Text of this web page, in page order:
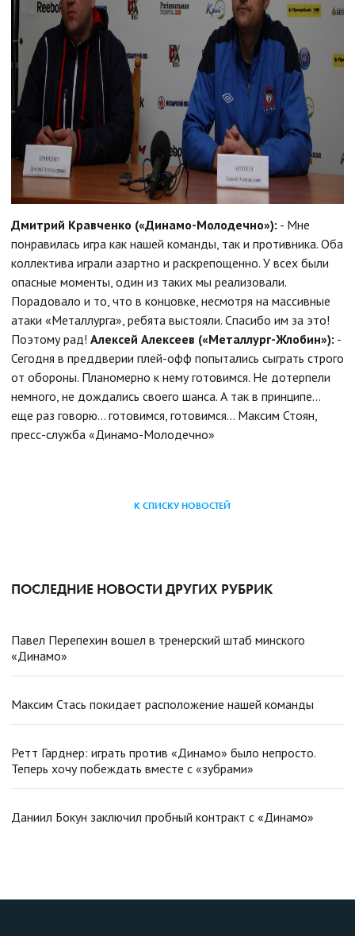
Дмитрий Кравченко («Динамо-Молодечно»): - Мне
понравилась игра как нашей команды, так и противника. Оба
коллектива играли азартно и раскрепощенно. У всех были
опасные моменты, один из таких мы реализовали.
Порадовало и то, что в концовке, несмотря на массивные
атаки «Металлурга», ребята выстояли. Спасибо им за это!
Поэтому рад! Алексей Алексеев («Металлург-Жлобин»): -
Сегодня в преддверии плей-офф попытались сыграть строго
от обороны. Планомерно к нему готовимся. Не дотерпели
немного, не дождались своего шанса. А так в принципе…
еще раз говорю… готовимся, готовимся… Максим Стоян,
пресс-служба «Динамо-Молодечно»
К СПИСКУ НОВОСТЕЙ
ПОСЛЕДНИЕ НОВОСТИ ДРУГИХ РУБРИК
Павел Перепехин вошел в тренерский штаб минского
«Динамо»
Максим Стась покидает расположение нашей команды
Ретт Гарднер: играть против «Динамо» было непросто.
Теперь хочу побеждать вместе с «зубрами»
Даниил Бокун заключил пробный контракт с «Динамо»